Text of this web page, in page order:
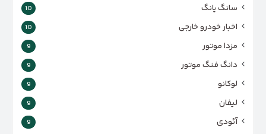
سانگ یانگ 10
اخبار خودرو خارجی 10
مزدا موتور 9
دانگ فنگ موتور 9
لوکانو 9
لیفان 9
آئودی 9